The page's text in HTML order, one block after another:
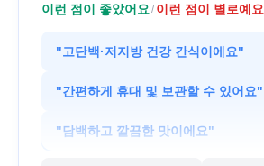
이런 점이 좋았어요 / 이런 점이 별로예요
"고단백·저지방 건강 간식이에요"
"간편하게 휴대 및 보관할 수 있어요"
"담백하고 깔끔한 맛이에요"